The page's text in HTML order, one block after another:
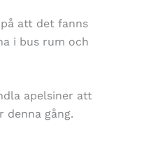
att det fanns
i bus rum och
apelsiner att
gång.